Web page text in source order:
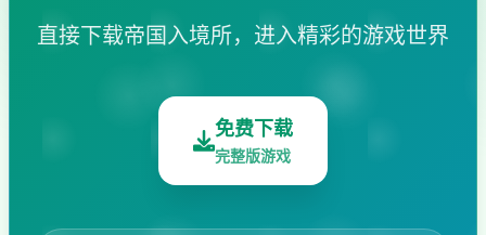
直接下载帝国入境所，进入精彩的游戏世界
免费下载
完整版游戏